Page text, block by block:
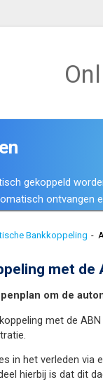
gekoppeld
ontvangen
Bankkoppeling -
met de
om de
met de
in het verleden
hierbij is dat dit